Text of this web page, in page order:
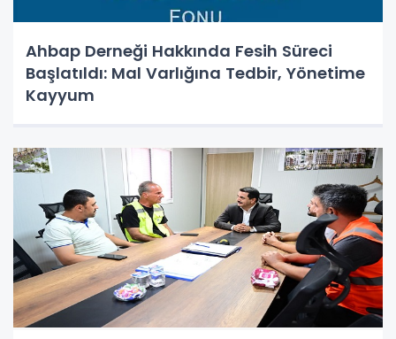
Ahbap Derneği Hakkında Fesih Süreci
Başlatıldı: Mal Varlığına Tedbir, Yönetime
Kayyum